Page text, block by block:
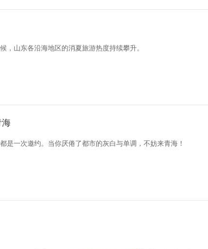
，山东各沿海地区的消夏旅游热度持续攀升。
海
是一次邀约。当你厌倦了都市的灰白与单调，不妨来青海！